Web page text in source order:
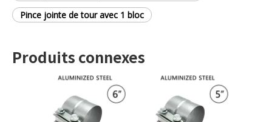
Pince jointe de tour avec 1 bloc
Produits connexes